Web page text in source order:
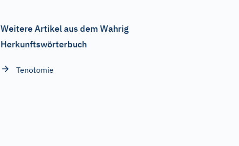
Weitere Artikel aus dem Wahrig
Herkunftswörterbuch
Tenotomie